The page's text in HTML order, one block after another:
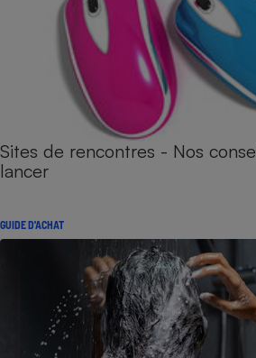
Sites de rencontres - Nos
lancer
GUIDE D'ACHAT